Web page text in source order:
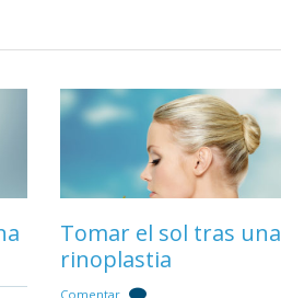
Tomar el sol tras una
rinoplastia
Comentar
La operación de
rinoplastia
Comentar
Mitos y verdades de
la rinoplastia